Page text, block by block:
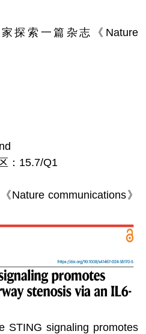
探索一篇杂志《Nature
：15.7/Q1
Nature communications》
STING signaling promotes